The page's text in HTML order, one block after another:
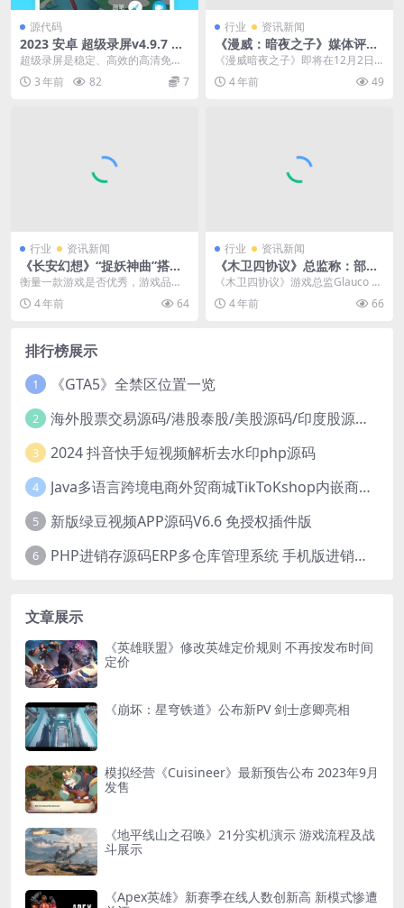
源代码
2023 安卓 超级录屏v4.9.7 解
锁高级版
超级录屏是稳定、高效的高清免费
录屏+直播+截图+视频编辑软件，
功能强大、并且无需...
3 年前 82 7
行业 资讯新闻
《漫威：暗夜之子》媒体评分
解禁 MC站均分86
《漫威暗夜之子》即将在12月2日
推出，登陆PC/XSS/XSX/PS5平台，
PS...4 年前 49
行业 资讯新闻
《长安幻想》“捉妖神曲”搭配
百大UP主三无marblue
衡量一款游戏是否优秀，游戏品质
自然是最重要的，不过俗话说“好酒
也怕巷子深”，如何...
4 年前 64
行业 资讯新闻
《木卫四协议》总监称：部分
灵感来自《海绵宝宝》
《木卫四协议》游戏总监Glauco Lo
ngh在接受采访时透露，游戏中有
一些开发...
4 年前 66
排行榜展示
1 《GTA5》全禁区位置一览
2 海外股票交易源码/港股泰股/美股源码/印度股源码/马拉西亚股票源码/国际股票配资
3 2024 抖音快手短视频解析去水印php源码
4 Java多语言跨境电商外贸商城TikToKshop内嵌商城I商家入驻I一键铺
5 新版绿豆视频APP源码V6.6 免授权插件版
6 PHP进销存源码ERP多仓库管理系统 手机版进销存 php网络版进销存小程序
文章展示
《英雄联盟》修改英雄定价规则 不再按发布时间
定价
《崩坏：星穹铁道》公布新PV 剑士彦卿亮相
模拟经营《Cuisineer》最新预告公布 2023年9月
发售
《地平线山之召唤》21分实机演示 游戏流程及战
斗展示
《Apex英雄》新赛季在线人数创新高 新模式惨遭